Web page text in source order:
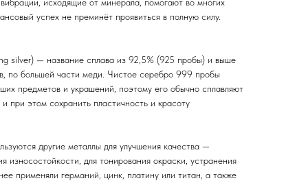
исходящие от минерала, помогают во многих
успех не преминёт проявиться в полную силу.
silver) — название сплава из 92,5% (925 пробы) и выше
по большей части меди. Чистое серебро 999 пробы
предметов и украшений, поэтому его обычно сплавляют
при этом сохранить пластичность и красоту
другие металлы для улучшения качества —
износостойкости, для тонирования окраски, устранения
применяли германий, цинк, платину или титан, а также